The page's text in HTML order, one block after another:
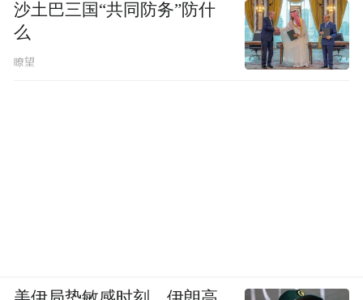
沙土巴三国“共同防务”防什
么
瞭望